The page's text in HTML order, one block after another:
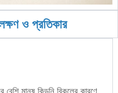
ও প্রতিকার